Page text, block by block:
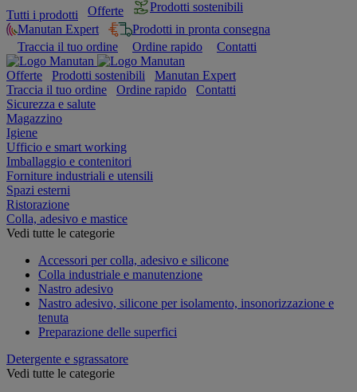
Tutti i prodotti
Offerte
Prodotti sostenibili
Manutan Expert
Prodotti in pronta consegna
Traccia il tuo ordine
Ordine rapido Contatti
Offerte Prodotti sostenibili
Manutan Expert
Traccia il tuo ordine
Ordine rapido
Contatti
Sicurezza e salute
Magazzino
Igiene
Ufficio e smart working
Imballaggio e contenitori
Forniture industriali e utensili
Spazi esterni
Ristorazione
Colla, adesivo e mastice
Vedi tutte le categorie
Accessori per colla, adesivo e silicone
Colla industriale e manutenzione
Nastro adesivo
Nastro adesivo, silicone per isolamento, insonorizzazione e
tenuta
Preparazione delle superfici
Detergente e sgrassatore
Vedi tutte le categorie